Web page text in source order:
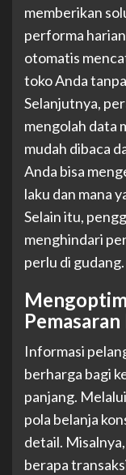
memberikan
performa
otomatis
toko Anda
Selanjutnya,
mengolah data
mudah dibaca
Anda bisa
laku dan mana
Selain itu,
menghindari
perlu di gudang.
Informasi
berharga bagi
panjang.
pola belanja
detail.
berapa